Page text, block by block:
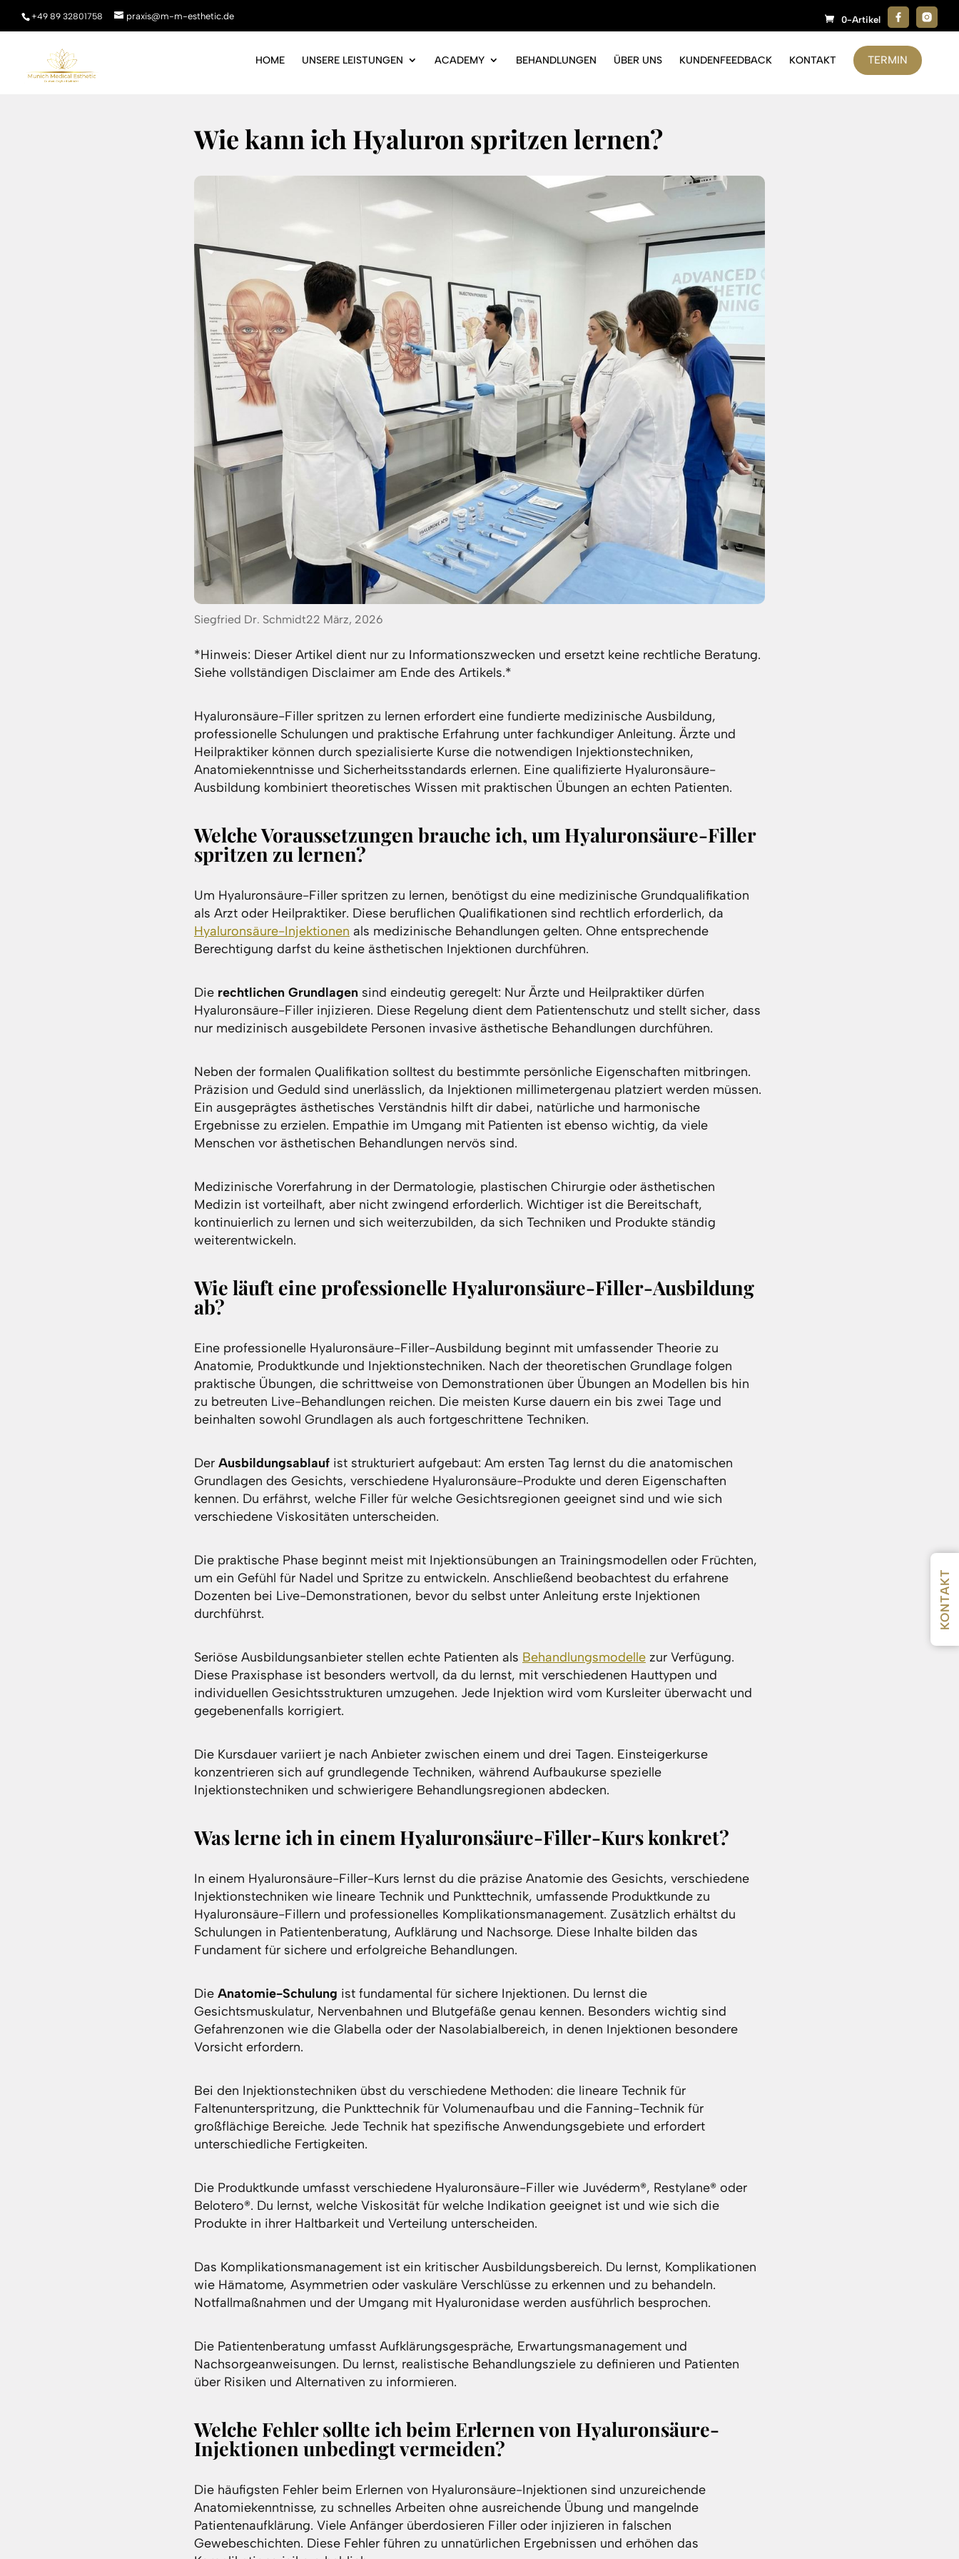
+49 89 32801758 praxis@m-m-esthetic.de 0-Artikel
HOME UNSERE LEISTUNGEN ACADEMY BEHANDLUNGEN ÜBER UNS KUNDENFEEDBACK KONTAKT TERMIN
Wie kann ich Hyaluron spritzen lernen?
Posted
Siegfried Dr. Schmidt22 März, 2026
*Hinweis: Dieser Artikel dient nur zu Informationszwecken und ersetzt keine rechtliche Beratung.
Siehe vollständigen Disclaimer am Ende des Artikels.*
Hyaluronsäure-Filler spritzen zu lernen erfordert eine fundierte medizinische Ausbildung,
professionelle Schulungen und praktische Erfahrung unter fachkundiger Anleitung. Ärzte und
Heilpraktiker können durch spezialisierte Kurse die notwendigen Injektionstechniken,
Anatomiekenntnisse und Sicherheitsstandards erlernen. Eine qualifizierte Hyaluronsäure-
Ausbildung kombiniert theoretisches Wissen mit praktischen Übungen an echten Patienten.
Welche Voraussetzungen brauche ich, um Hyaluronsäure-Filler
spritzen zu lernen?
Um Hyaluronsäure-Filler spritzen zu lernen, benötigst du eine medizinische Grundqualifikation
als Arzt oder Heilpraktiker. Diese beruflichen Qualifikationen sind rechtlich erforderlich, da
Hyaluronsäure-Injektionen als medizinische Behandlungen gelten. Ohne entsprechende
Berechtigung darfst du keine ästhetischen Injektionen durchführen.
Die rechtlichen Grundlagen sind eindeutig geregelt: Nur Ärzte und Heilpraktiker dürfen
Hyaluronsäure-Filler injizieren. Diese Regelung dient dem Patientenschutz und stellt sicher, dass
nur medizinisch ausgebildete Personen invasive ästhetische Behandlungen durchführen.
Neben der formalen Qualifikation solltest du bestimmte persönliche Eigenschaften mitbringen.
Präzision und Geduld sind unerlässlich, da Injektionen millimetergenau platziert werden müssen.
Ein ausgeprägtes ästhetisches Verständnis hilft dir dabei, natürliche und harmonische
Ergebnisse zu erzielen. Empathie im Umgang mit Patienten ist ebenso wichtig, da viele
Menschen vor ästhetischen Behandlungen nervös sind.
Medizinische Vorerfahrung in der Dermatologie, plastischen Chirurgie oder ästhetischen
Medizin ist vorteilhaft, aber nicht zwingend erforderlich. Wichtiger ist die Bereitschaft,
kontinuierlich zu lernen und sich weiterzubilden, da sich Techniken und Produkte ständig
weiterentwickeln.
Wie läuft eine professionelle Hyaluronsäure-Filler-Ausbildung
ab?
Eine professionelle Hyaluronsäure-Filler-Ausbildung beginnt mit umfassender Theorie zu
Anatomie, Produktkunde und Injektionstechniken. Nach der theoretischen Grundlage folgen
praktische Übungen, die schrittweise von Demonstrationen über Übungen an Modellen bis hin
zu betreuten Live-Behandlungen reichen. Die meisten Kurse dauern ein bis zwei Tage und
beinhalten sowohl Grundlagen als auch fortgeschrittene Techniken.
Der Ausbildungsablauf ist strukturiert aufgebaut: Am ersten Tag lernst du die anatomischen
Grundlagen des Gesichts, verschiedene Hyaluronsäure-Produkte und deren Eigenschaften
kennen. Du erfährst, welche Filler für welche Gesichtsregionen geeignet sind und wie sich
verschiedene Viskositäten unterscheiden.
Die praktische Phase beginnt meist mit Injektionsübungen an Trainingsmodellen oder Früchten,
um ein Gefühl für Nadel und Spritze zu entwickeln. Anschließend beobachtest du erfahrene
Dozenten bei Live-Demonstrationen, bevor du selbst unter Anleitung erste Injektionen
durchführst.
Seriöse Ausbildungsanbieter stellen echte Patienten als Behandlungsmodelle zur Verfügung.
Diese Praxisphase ist besonders wertvoll, da du lernst, mit verschiedenen Hauttypen und
individuellen Gesichtsstrukturen umzugehen. Jede Injektion wird vom Kursleiter überwacht und
gegebenenfalls korrigiert.
Die Kursdauer variiert je nach Anbieter zwischen einem und drei Tagen. Einsteigerkurse
konzentrieren sich auf grundlegende Techniken, während Aufbaukurse spezielle
Injektionstechniken und schwierigere Behandlungsregionen abdecken.
Was lerne ich in einem Hyaluronsäure-Filler-Kurs konkret?
In einem Hyaluronsäure-Filler-Kurs lernst du die präzise Anatomie des Gesichts, verschiedene
Injektionstechniken wie lineare Technik und Punkttechnik, umfassende Produktkunde zu
Hyaluronsäure-Fillern und professionelles Komplikationsmanagement. Zusätzlich erhältst du
Schulungen in Patientenberatung, Aufklärung und Nachsorge. Diese Inhalte bilden das
Fundament für sichere und erfolgreiche Behandlungen.
Die Anatomie-Schulung ist fundamental für sichere Injektionen. Du lernst die
Gesichtsmuskulatur, Nervenbahnen und Blutgefäße genau kennen. Besonders wichtig sind
Gefahrenzonen wie die Glabella oder der Nasolabialbereich, in denen Injektionen besondere
Vorsicht erfordern.
Bei den Injektionstechniken übst du verschiedene Methoden: die lineare Technik für
Faltenunterspritzung, die Punkttechnik für Volumenaufbau und die Fanning-Technik für
großflächige Bereiche. Jede Technik hat spezifische Anwendungsgebiete und erfordert
unterschiedliche Fertigkeiten.
Die Produktkunde umfasst verschiedene Hyaluronsäure-Filler wie Juvéderm®, Restylane® oder
Belotero®. Du lernst, welche Viskosität für welche Indikation geeignet ist und wie sich die
Produkte in ihrer Haltbarkeit und Verteilung unterscheiden.
Das Komplikationsmanagement ist ein kritischer Ausbildungsbereich. Du lernst, Komplikationen
wie Hämatome, Asymmetrien oder vaskuläre Verschlüsse zu erkennen und zu behandeln.
Notfallmaßnahmen und der Umgang mit Hyaluronidase werden ausführlich besprochen.
Die Patientenberatung umfasst Aufklärungsgespräche, Erwartungsmanagement und
Nachsorgeanweisungen. Du lernst, realistische Behandlungsziele zu definieren und Patienten
über Risiken und Alternativen zu informieren.
Welche Fehler sollte ich beim Erlernen von Hyaluronsäure-
Injektionen unbedingt vermeiden?
Die häufigsten Fehler beim Erlernen von Hyaluronsäure-Injektionen sind unzureichende
Anatomiekenntnisse, zu schnelles Arbeiten ohne ausreichende Übung und mangelnde
Patientenaufklärung. Viele Anfänger überdosieren Filler oder injizieren in falschen
Gewebeschichten. Diese Fehler führen zu unnatürlichen Ergebnissen und erhöhen das
KONTAKT